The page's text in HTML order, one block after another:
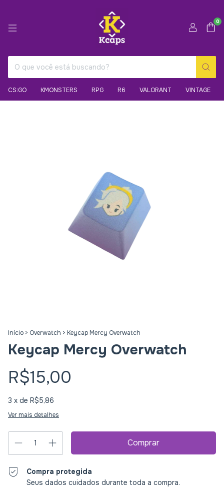
0
CS:GO KMONSTERS RPG R6 VALORANT VINTAGE
Início > Overwatch > Keycap Mercy Overwatch
Keycap Mercy Overwatch
R$15,00
3 x de R$5,86
Ver mais detalhes
Compra protegida
Seus dados cuidados durante toda a compra.